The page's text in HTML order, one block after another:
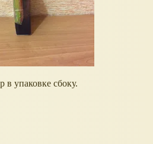
в упаковке сбоку.